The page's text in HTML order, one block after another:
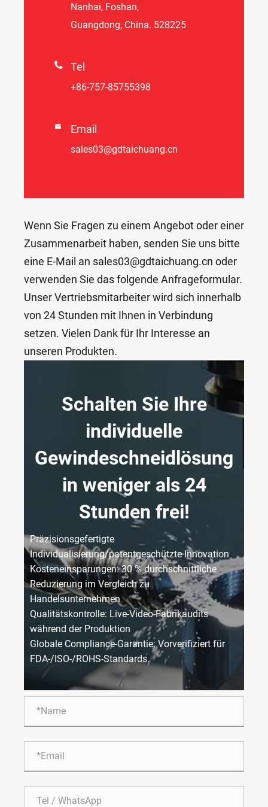
Nanhai, Foshan,
Guangdong, China. 528225
 Tel
+86-757-85755398
 Email
sales03@gdtaichuang.cn
Wenn Sie Fragen zu einem Angebot oder einer
Zusammenarbeit haben, senden Sie uns bitte
eine E-Mail an sales03@gdtaichuang.cn oder
verwenden Sie das folgende Anfrageformular.
Unser Vertriebsmitarbeiter wird sich innerhalb
von 24 Stunden mit Ihnen in Verbindung
setzen. Vielen Dank für Ihr Interesse an
unseren Produkten.
Schalten Sie Ihre
individuelle
Gewindeschneidlösung
in weniger als 24
Stunden frei!
Präzisionsgefertigte
Individualisierung/patentgeschützte Innovation
Kosteneinsparungen: 30 % durchschnittliche
Reduzierung im Vergleich zu
Handelsunternehmen
Qualitätskontrolle: Live-Video-Fabrikaudits
während der Produktion
Globale Compliance-Garantie: Vorverifiziert für
FDA-/ISO-/ROHS-Standards.